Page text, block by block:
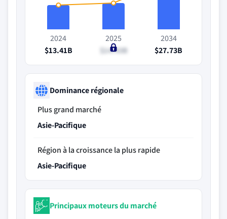
2024
$13.41B
2025
$14.43B
2034
$27.73B
Dominance régionale
Plus grand marché
Asie-Pacifique
Région à la croissance la plus rapide
Asie-Pacifique
Principaux moteurs du marché